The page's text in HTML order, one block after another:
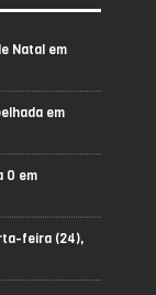
Natal em
em
0 em
feira (24),